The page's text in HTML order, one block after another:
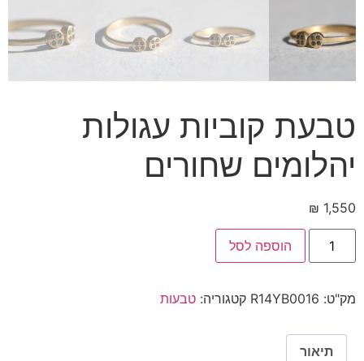
טבעת קוביות עגולות
יהלומים שחורים
₪ 1,550
הוספה לסל
מק"ט: R14YB0016 קטגוריה: טבעות
תיאור